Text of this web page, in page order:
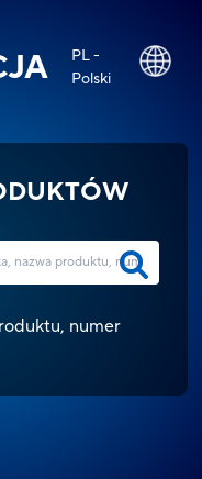
PL -
Polski
numer